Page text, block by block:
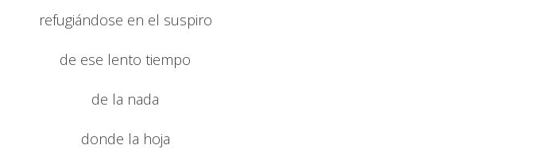
refugiándose en el suspiro
de ese lento tiempo
de la nada
donde la hoja